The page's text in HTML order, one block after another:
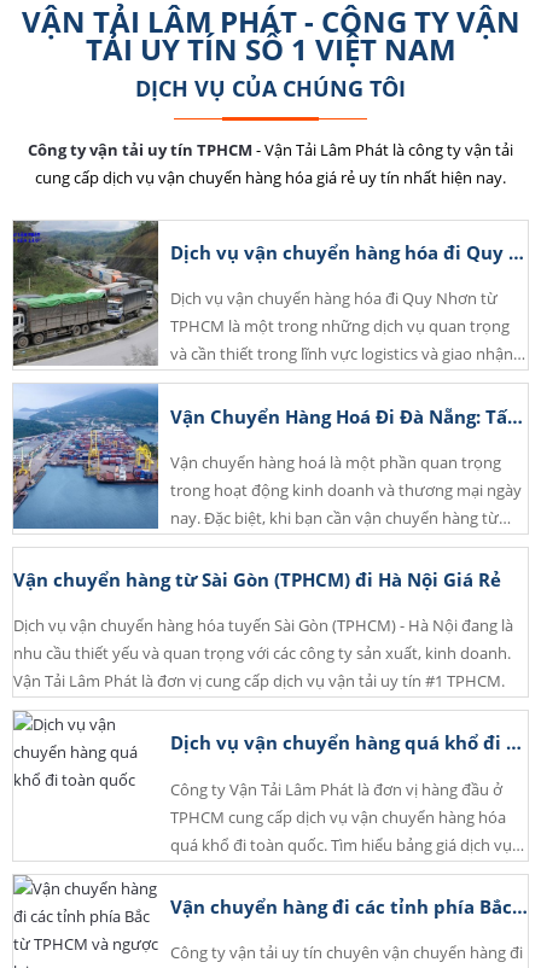
Đội ngũ nhân sự giàu kinh nghiệm trong ngành logistics
VẬN TẢI LÂM PHÁT - CÔNG TY VẬN
TẢI UY TÍN SỐ 1 VIỆT NAM
DỊCH VỤ CỦA CHÚNG TÔI
Công ty vận tải uy tín TPHCM - Vận Tải Lâm Phát là công ty vận tải
cung cấp dịch vụ vận chuyển hàng hóa giá rẻ uy tín nhất hiện nay.
Dịch vụ vận chuyển hàng hóa đi Quy Nhơn
Dịch vụ vận chuyển hàng hóa đi Quy Nhơn từ
TPHCM là một trong những dịch vụ quan trọng
và cần thiết trong lĩnh vực logistics và giao nhận
hàng hóa. Công Ty Vận Chuyển Hàng Hóa Uy Tín
Lâm Phát sẽ là đối tác tin cậy để đảm bảo việc vận
toàn, hiệu quả và đúng thời gian.
Vận Chuyển Hàng Hoá Đi Đà Nẵng: Tất Cả Những Gì Bạn Cần Biết
Vận chuyển hàng hoá là một phần quan trọng
trong hoạt động kinh doanh và thương mại ngày
nay. Đặc biệt, khi bạn cần vận chuyển hàng từ
Thành phố Hồ Chí Minh (TPHCM) đến Đà Nẵng,
một quy trình hiệu quả và đáng tin cậy là điều
Dịch vụ vận chuyển hàng hóa tuyến Sài Gòn
(TPHCM) - Hà Nội đang là nhu cầu thiết yếu và
quan trọng với các công ty sản xuất, kinh doanh.
Vận Tải Lâm Phát là đơn vị cung cấp dịch vụ vận
tải uy tín #1 TPHCM.
Dịch vụ vận chuyển hàng quá khổ đi toàn quốc
Công ty Vận Tải Lâm Phát là đơn vị hàng đầu ở
TPHCM cung cấp dịch vụ vận chuyển hàng hóa
quá khổ đi toàn quốc. Tìm hiểu bảng giá dịch vụ
vận chuyển hàng quá khổ, hàng hóa lớn của Lâm
Phát ngay.
Vận chuyển hàng đi các tỉnh phía Bắc từ TPHCM và ngược lại
Công ty vận tải uy tín chuyên vận chuyển hàng đi